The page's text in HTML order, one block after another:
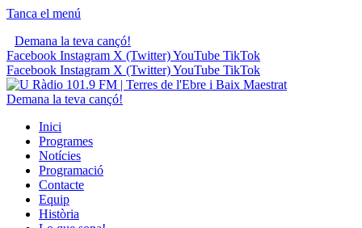
Tanca el menú
Demana la teva cançó!
Facebook Instagram X (Twitter)YouTube TikTok
Facebook Instagram X (Twitter)YouTube TikTok
Demana la teva cançó!
Inici
Programes
Notícies
Programació
Contacte
Equip
Història